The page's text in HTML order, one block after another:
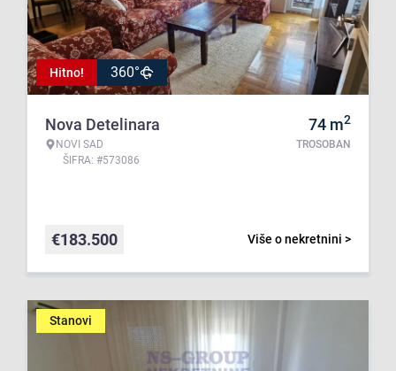
Hitno! 360°
Nova Detelinara
NOVI SAD
ŠIFRA: #573086
74 m2
TROSOBAN
Više o nekretnini >
€183.500
Stanovi